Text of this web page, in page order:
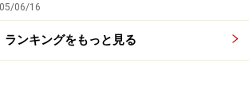
根高原観光情報
のソースカツ丼がおすすめ
こち
06/16
ランキングをもっと見る